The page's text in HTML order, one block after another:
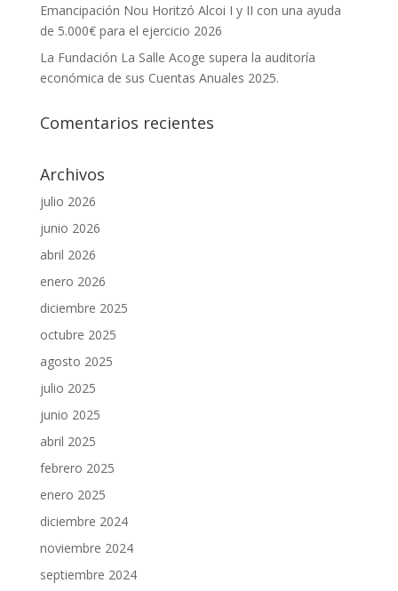
Emancipación Nou Horitzó Alcoi I y II con una ayuda
de 5.000€ para el ejercicio 2026
La Fundación La Salle Acoge supera la auditoría
económica de sus Cuentas Anuales 2025.
Comentarios recientes
Archivos
julio 2026
junio 2026
abril 2026
enero 2026
diciembre 2025
octubre 2025
agosto 2025
julio 2025
junio 2025
abril 2025
febrero 2025
enero 2025
diciembre 2024
noviembre 2024
septiembre 2024